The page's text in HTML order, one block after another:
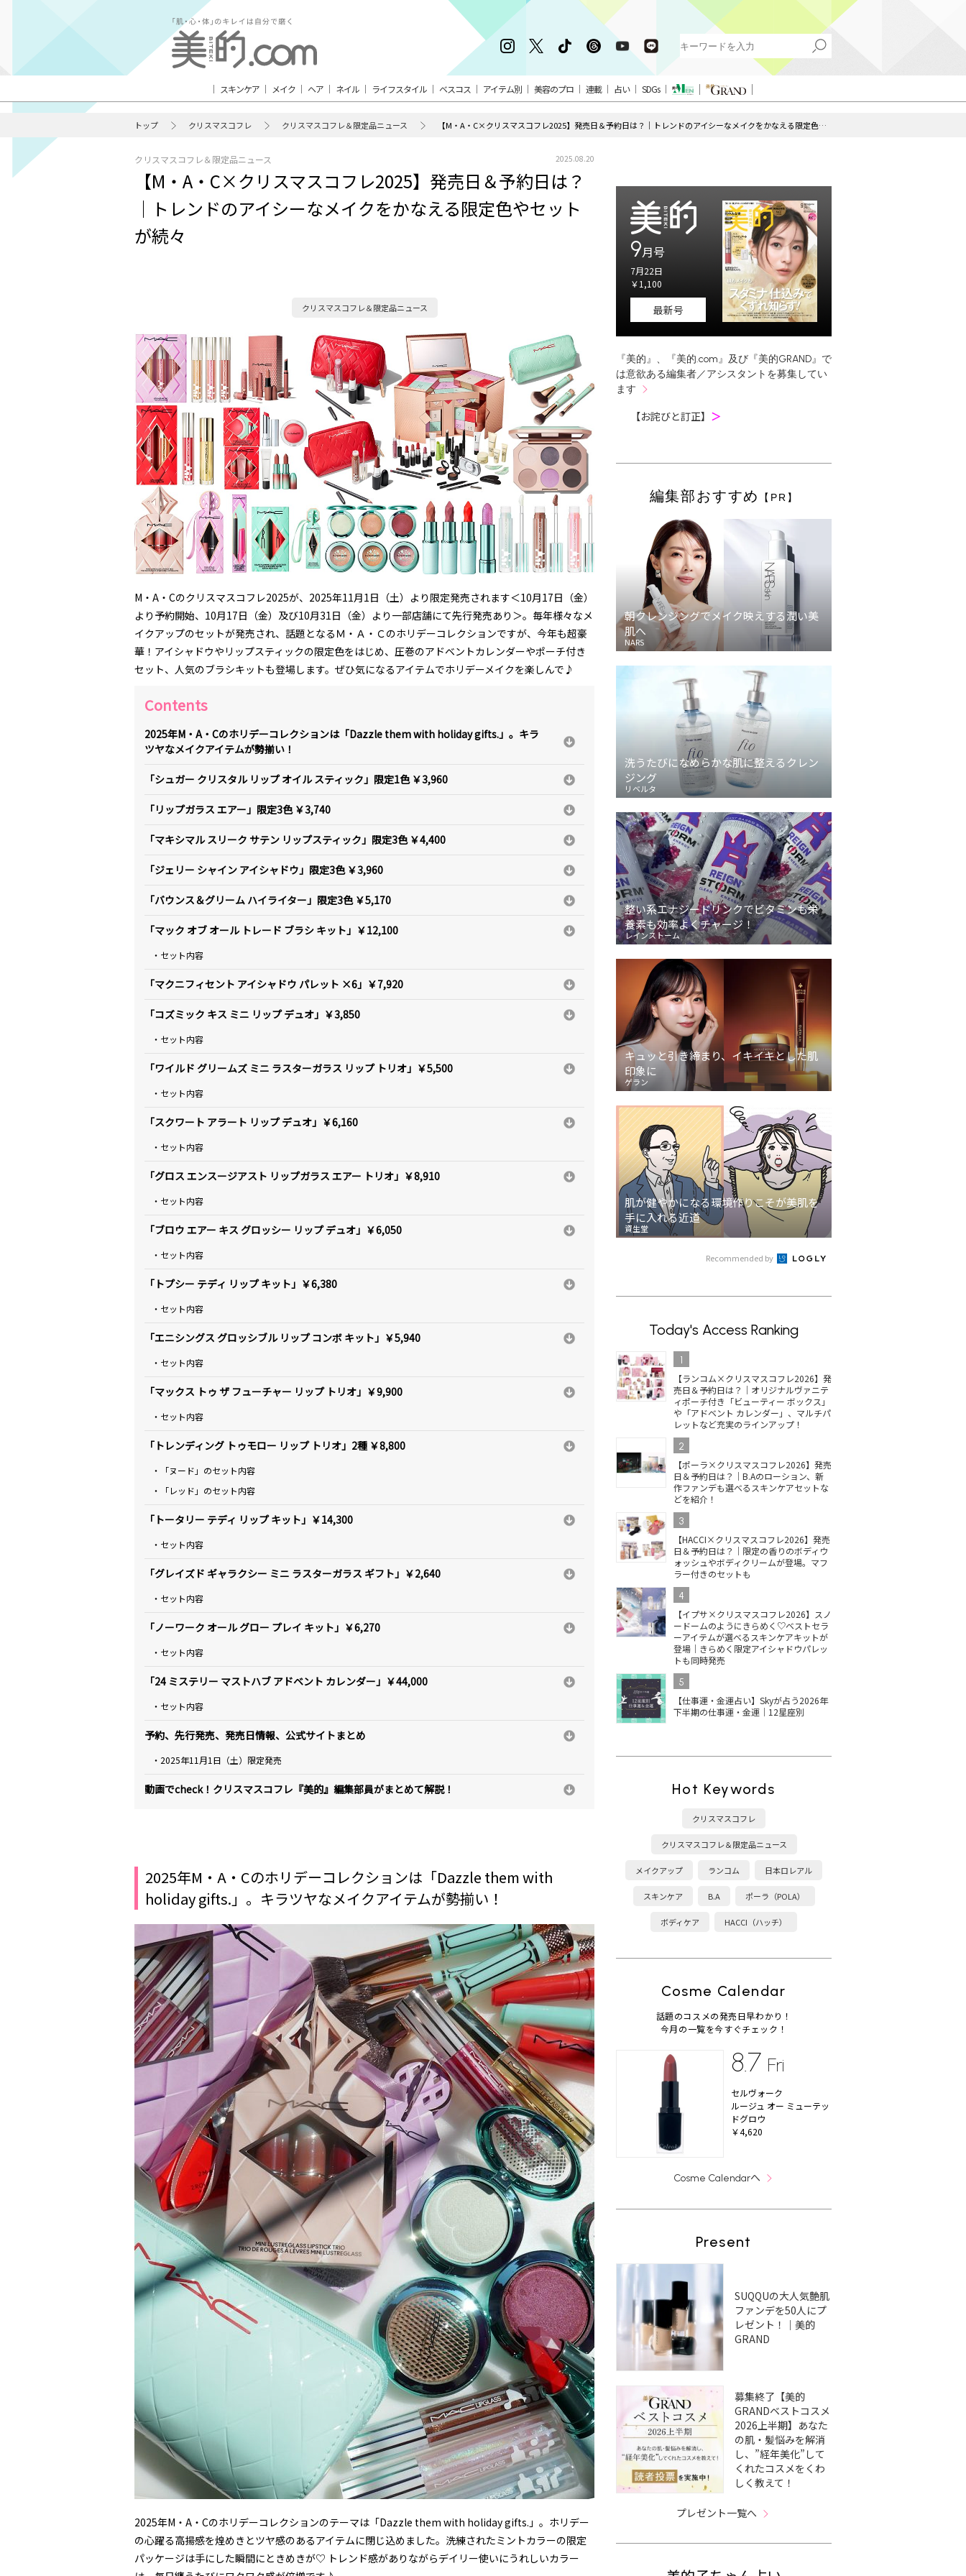
スキンケア メイク ヘア ネイル ライフスタイル ベスコス アイテム別 美容のプロ 連載 占い SDGs
トップ クリスマスコフレ クリスマスコフレ＆限定品ニュース 【M・A・C×クリスマスコフレ2025】発売日＆予約日は？｜トレンドのアイシーなメイクをかなえる限定色やセットが続々
クリスマスコフレ＆限定品ニュース 2025.08.20
【M・A・C×クリスマスコフレ2025】発売日＆予約日は？
｜トレンドのアイシーなメイクをかなえる限定色やセット
が続々
クリスマスコフレ＆限定品ニュース
M・A・Cのクリスマスコフレ2025が、2025年11月1日（土）より限定発売されます＜10月17日（金）
より予約開始、10月17日（金）及び10月31日（金）より一部店舗にて先行発売あり＞。毎年様々なメ
イクアップのセットが発売され、話題となるＭ・Ａ・Ｃのホリデーコレクションですが、今年も超豪
華！アイシャドウやリップスティックの限定色をはじめ、圧巻のアドベントカレンダーやポーチ付き
セット、人気のブラシキットも登場します。ぜひ気になるアイテムでホリデーメイクを楽しんで♪
Contents
2025年M・A・Cのホリデーコレクションは「Dazzle them with holiday gifts.」。キラ
ツヤなメイクアイテムが勢揃い！
「シュガー クリスタル リップ オイル スティック」限定1色 ￥3,960
「リップガラス エアー」限定3色 ￥3,740
「マキシマル スリーク サテン リップスティック」限定3色 ￥4,400
「ジェリー シャイン アイシャドウ」限定3色 ￥3,960
「バウンス＆グリーム ハイライター」限定3色 ￥5,170
「マック オブ オール トレード ブラシ キット」￥12,100
・セット内容
「マクニフィセント アイシャドウ パレット ×6」￥7,920
「コズミック キス ミニ リップ デュオ」￥3,850
・セット内容
「ワイルド グリームズ ミニ ラスターガラス リップ トリオ」￥5,500
・セット内容
「スクワート アラート リップ デュオ」￥6,160
・セット内容
「グロス エンスージアスト リップガラス エアー トリオ」￥8,910
・セット内容
「ブロウ エアー キス グロッシー リップ デュオ」￥6,050
・セット内容
「トプシー テディ リップ キット」￥6,380
・セット内容
「エニシングス グロッシブル リップ コンボ キット」￥5,940
・セット内容
「マックス トゥ ザ フューチャー リップ トリオ」￥9,900
・セット内容
「トレンディング トゥモロー リップ トリオ」2種 ￥8,800
・「ヌード」のセット内容
・「レッド」のセット内容
「トータリー テディ リップ キット」￥14,300
・セット内容
「グレイズド ギャラクシー ミニ ラスターガラス ギフト」￥2,640
・セット内容
「ノーワーク オール グロー プレイ キット」￥6,270
・セット内容
「24 ミステリー マストハブ アドベント カレンダー」￥44,000
・セット内容
予約、先行発売、発売日情報、公式サイトまとめ
・2025年11月1日（土）限定発売
動画でcheck！クリスマスコフレ『美的』編集部員がまとめて解説！
2025年M・A・Cのホリデーコレクションは「Dazzle them with
holiday gifts.」。キラツヤなメイクアイテムが勢揃い！
2025年M・A・Cのホリデーコレクションのテーマは「Dazzle them with holiday gifts.」。ホリデー
の心躍る高揚感を煌めきとツヤ感のあるアイテムに閉じ込めました。洗練されたミントカラーの限定
パッケージは手にした瞬間にときめきが♡ トレンド感がありながらデイリー使いにうれしいカラー
9月号
7月22日
￥1,100
最新号
『美的』、『美的.com』及び『美的GRAND』で
は意欲ある編集者／アシスタントを募集してい
ます
【お詫びと訂正】 ＞
編集部おすすめ 【PR】
朝クレンジングでメイク映えする潤い美
肌へ
NARS
洗うたびになめらかな肌に整えるクレン
ジング
リベルタ
整い系エナジードリンクでビタミンも栄
養素も効率よくチャージ！
レインストーム
キュッと引き締まり、イキイキとした肌
印象に
ゲラン
肌が健やかになる環境作りこそが美肌を
手に入れる近道
資生堂
Recommended by
Today's Access Ranking
1
【ランコム×クリスマスコフレ2026】発
売日＆予約日は？｜オリジナルヴァニテ
ィポーチ付き「ビューティー ボックス」
や「アドベント カレンダー」、マルチパ
レットなど充実のラインアップ！
2
【ポーラ×クリスマスコフレ2026】発売
日＆予約日は？｜B.Aのローション、新
作ファンデも選べるスキンケアセットな
どを紹介！
3
【HACCI×クリスマスコフレ2026】発売
日＆予約日は？｜限定の香りのボディウ
ォッシュやボディクリームが登場。マフ
ラー付きのセットも
4
【イプサ×クリスマスコフレ2026】スノ
ードームのようにきらめく♡ベストセラ
ーアイテムが選べるスキンケアキットが
登場｜きらめく限定アイシャドウパレッ
トも同時発売
5
【仕事運・金運占い】Skyが占う2026年
下半期の仕事運・金運｜12星座別
Hot Keywords
クリスマスコフレ
クリスマスコフレ＆限定品ニュース
メイクアップ ランコム 日本ロレアル
スキンケア B.A ポーラ（POLA）
ボディケア HACCI（ハッチ）
Cosme Calendar
話題のコスメの発売日早わかり！
今月の一覧を今すぐチェック！
8.7 Fri
セルヴォーク
ルージュ オー ミューテッ
ドグロウ
￥4,620
Cosme Calendarへ
Present
SUQQUの大人気艶肌
ファンデを50人にプ
レゼント！｜美的
GRAND
募集終了【美的
GRANDベストコスメ
2026上半期】あなた
の肌・髪悩みを解消
し、”経年美化”して
くれたコスメをくわ
しく教えて！
プレゼント一覧へ